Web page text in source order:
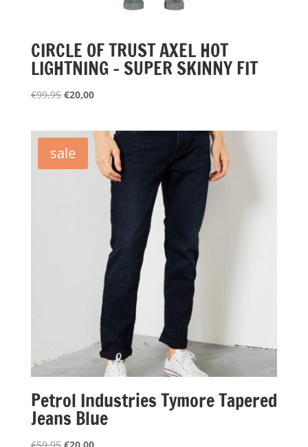
CIRCLE OF TRUST AXEL HOT
LIGHTNING – SUPER SKINNY FIT
€99,95 Oorspronkelijke
€99,95.
€20,00Huidige
€20,00.
sale
Petrol Industries Tymore Tapered
Jeans Blue
Oorspronkelijke
Huidige